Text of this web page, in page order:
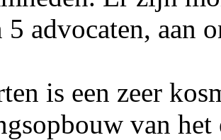
5 advocaten, aan
is een zeer
van het